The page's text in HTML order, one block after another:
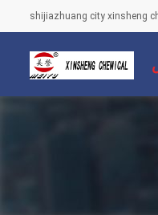
shijiazhuang city xinsheng